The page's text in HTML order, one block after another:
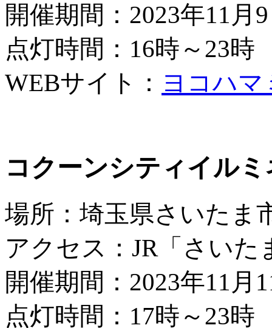
開催期間：2023年11月
点灯時間：16時～23時
WEBサイト： ヨコハ
コクーンシティイル
場所：埼玉県さいたま
アクセス：JR「さい
開催期間：2023年11月
点灯時間：17時～23時